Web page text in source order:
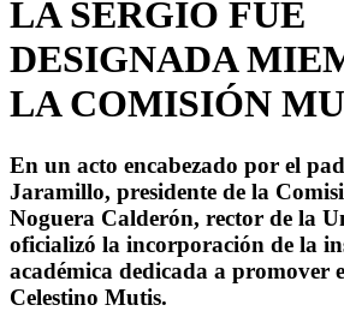
LA SERGIO FUE
DESIGNADA
LA COMISIÓN
En un acto encabezado por el
Jaramillo, presidente de la
Noguera Calderón, rector de la
oficializó la incorporación de la
académica dedicada a promover
Celestino Mutis.